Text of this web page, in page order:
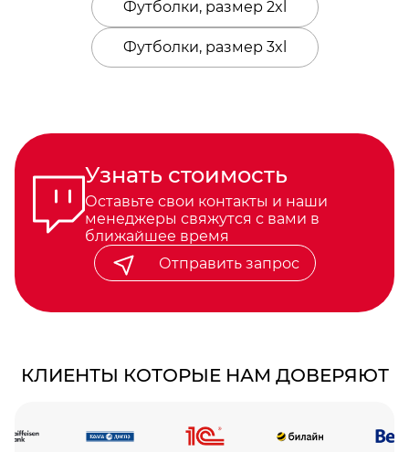
Футболки, размер 2xl
Футболки, размер 3xl
Узнать стоимость
Оставьте свои контакты и наши
менеджеры свяжутся с вами в
ближайшее время
Отправить запрос
КЛИЕНТЫ КОТОРЫЕ НАМ ДОВЕРЯЮТ